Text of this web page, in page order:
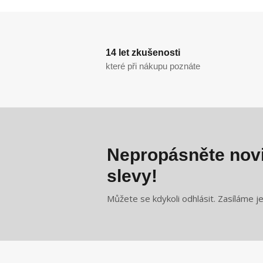
14 let zkušenosti
které při nákupu poznáte
Nepropásněte
slevy!
Můžete se kdykoli odhlásit. Zasíláme